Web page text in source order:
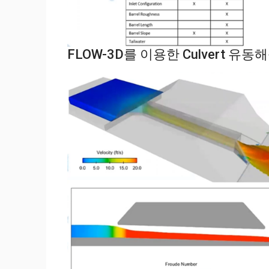
FLOW-3D를 이용한 Culvert 유동